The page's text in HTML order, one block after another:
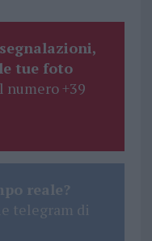
tue foto
numero +39
reale?
telegram di